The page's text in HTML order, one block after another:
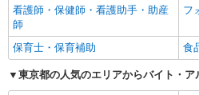
看護師・保健師・看護助手・助産
師
フ
保育士・保育補助 食
東京都の人気のエリアからバイト・